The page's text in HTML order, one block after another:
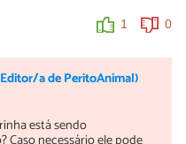
1 0
a de PeritoAnimal)
está sendo